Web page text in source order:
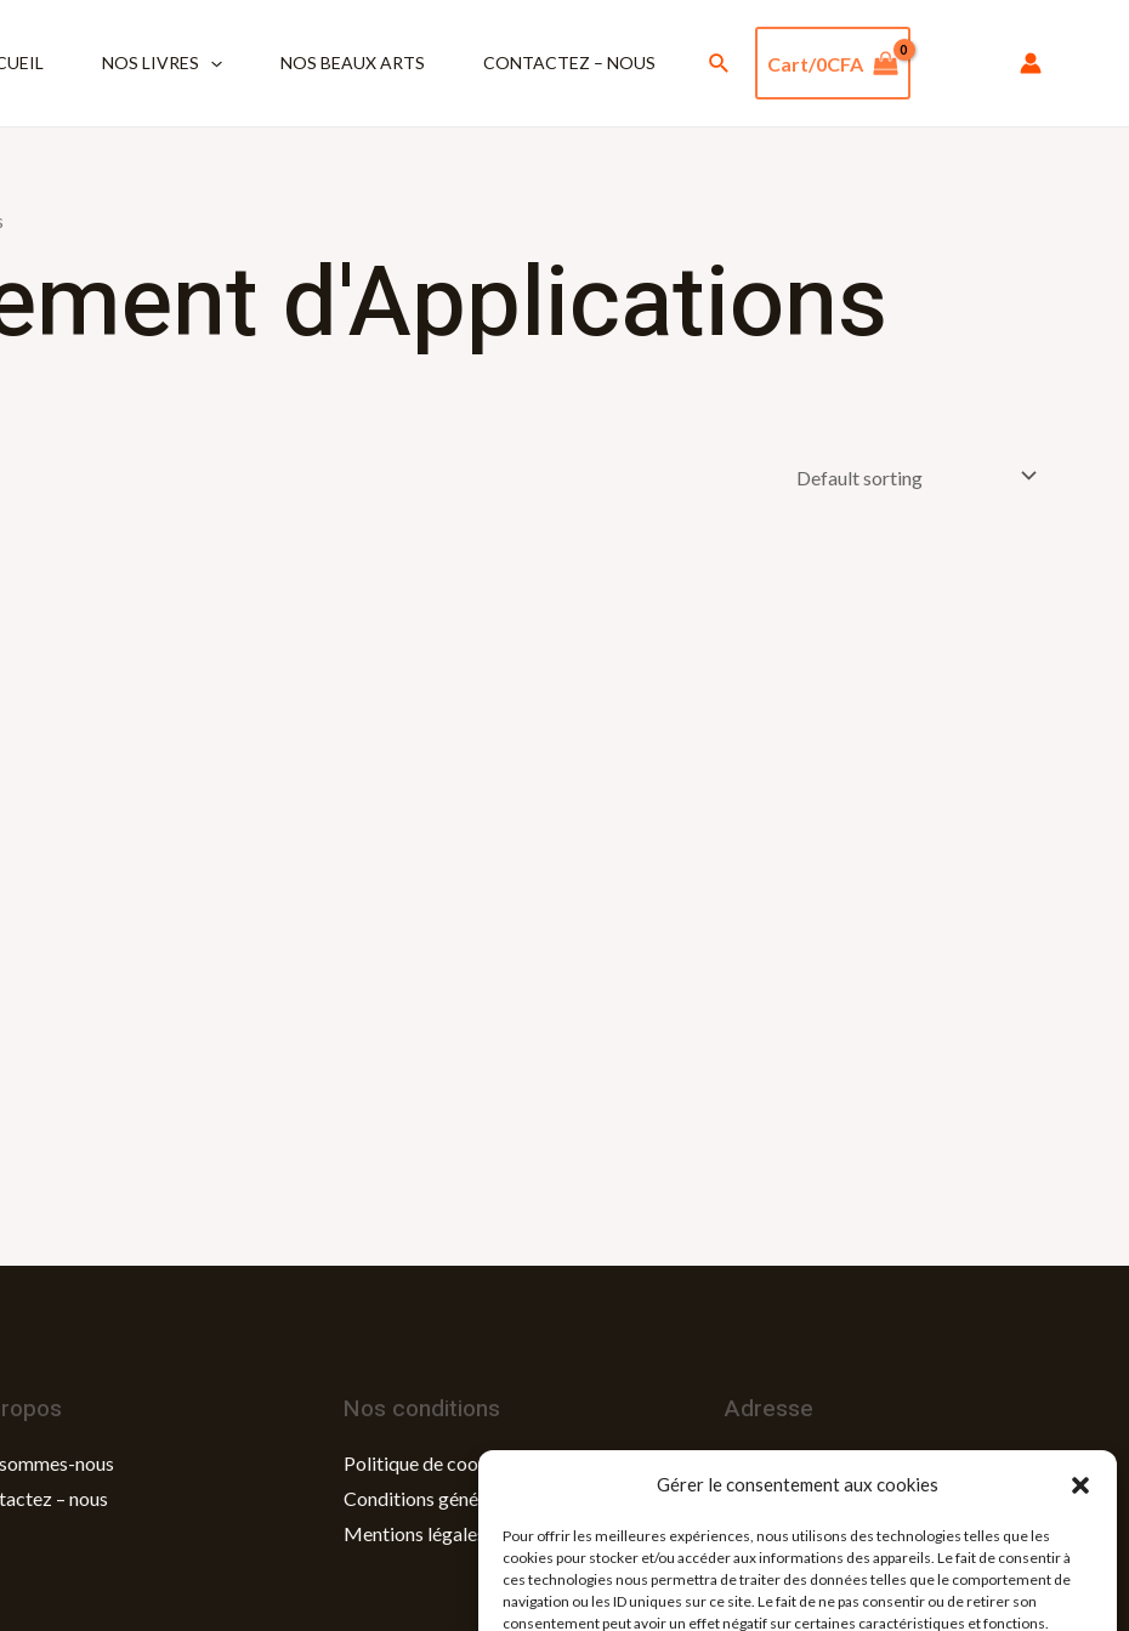
Gérer le consentement aux cookies
Pour offrir les meilleures expériences, nous utilisons des technologies telles que les
cookies pour stocker et/ou accéder aux informations des appareils. Le fait de consentir à
ces technologies nous permettra de traiter des données telles que le comportement de
navigation ou les ID uniques sur ce site. Le fait de ne pas consentir ou de retirer son
consentement peut avoir un effet négatif sur certaines caractéristiques et fonctions.
NOS LIVRES NOS BEAUX ARTS CONTACTEZ – NOUS Rechercher
Cart/0CFA
d'Applications
nous
– nous
Nos conditions
Politique de cookies
Conditions générales de ventes
Mentions légales
Adresse
Téléssou, Tél : (+228) 92 31 33 33/ 98
43 64 64,